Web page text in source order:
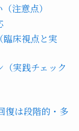
注意点）
床視点と実
実践チェック
復は段階的・多